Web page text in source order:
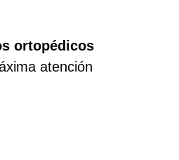
ortopédicos
atención